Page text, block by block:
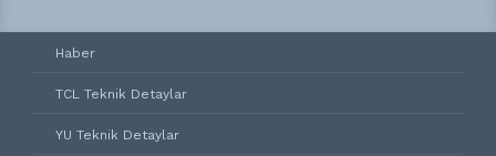
Haber
TCL Teknik Detaylar
YU Teknik Detaylar